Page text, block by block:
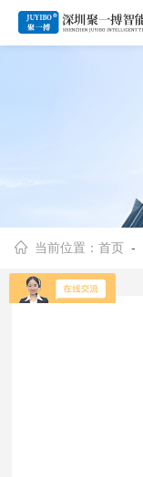
当前位置：首页 -